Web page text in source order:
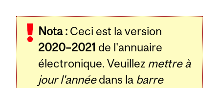
Nota : Ceci est la version
2020–2021 de l'annuaire
électronique. Veuillez mettre à
jour l'annéedans la barre
Related
Content